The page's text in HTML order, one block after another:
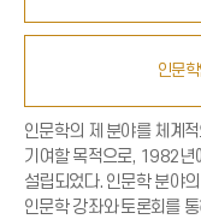
인문
인문학의 제 분야를 체계
기여할 목적으로, 1982년
설립되었다. 인문학 분야
인문학 강좌와 토론회를